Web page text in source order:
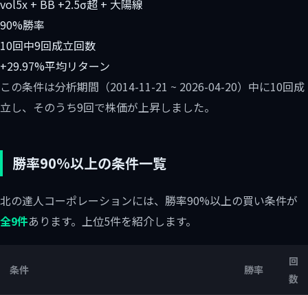
vol5x + BB +2.5σ超 + 大陽線
90%勝率
10回中9回成立回数
+29.97%平均リターン
この条件は分析期間（2014-11-21 ~ 2026-04-20）中に10回成
立し、そのうち9回で株価が上昇しました。
勝率90%以上の条件一覧
北の達人コーポレーションには、勝率90%以上の買い条件が
全9件あります。上位5件を紹介します。
条件 勝率
回
数